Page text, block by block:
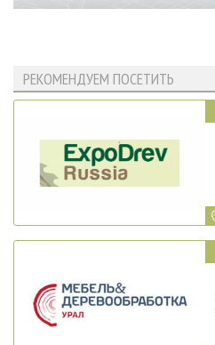
РЕКОМЕНДУЕМ ПОСЕТИТЬ